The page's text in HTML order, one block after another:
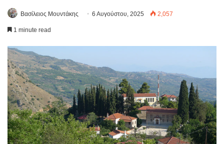
Βασίλειος Μουντάκης 6 Αυγούστου, 2025 2,057
1 minute read